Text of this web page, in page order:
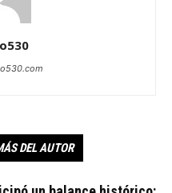
DEL AUTOR